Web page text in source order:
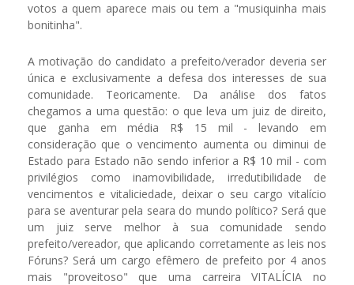
votos a quem aparece mais ou tem a "musiquinha mais
bonitinha".
A motivação do candidato a prefeito/verador deveria ser
única e exclusivamente a defesa dos interesses de sua
comunidade. Teoricamente. Da análise dos fatos
chegamos a uma questão: o que leva um juiz de direito,
que ganha em média R$ 15 mil - levando em
consideração que o vencimento aumenta ou diminui de
Estado para Estado não sendo inferior a R$ 10 mil - com
privilégios como inamovibilidade, irredutibilidade de
vencimentos e vitaliciedade, deixar o seu cargo vitalício
para se aventurar pela seara do mundo político? Será que
um juiz serve melhor à sua comunidade sendo
prefeito/vereador, que aplicando corretamente as leis nos
Fóruns? Será um cargo efêmero de prefeito por 4 anos
mais "proveitoso" que uma carreira VITALÍCIA no